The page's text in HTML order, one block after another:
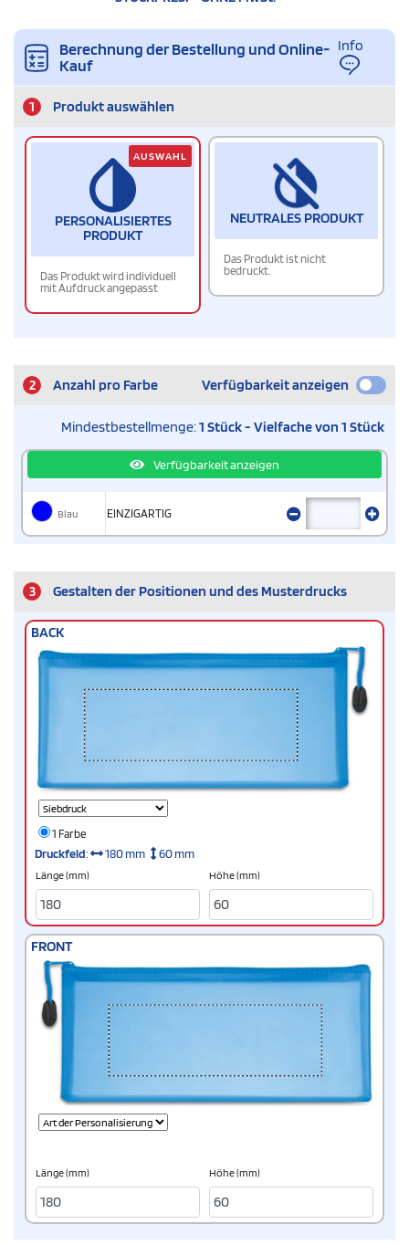
Berechnung der Bestellung und Online-
Kauf
Info
1 Produkt auswählen
PERSONALISIERTES
PRODUKT
Das Produkt wird individuell
mit Aufdruck angepasst
AUSWAHL
NEUTRALES PRODUKT
Das Produkt ist nicht
bedruckt.
2 Anzahl pro Farbe Verfügbarkeit anzeigen
Mindestbestellmenge:1 Stück - Vielfache von 1 Stück
Verfügbarkeit anzeigen
Blau EINZIGARTIG
3 Gestalten der Positionen und des Musterdrucks
BACK
1 Farbe
Druckfeld: 180 mm 60 mm
Länge (mm) Höhe (mm)
FRONT
Länge (mm) Höhe (mm)